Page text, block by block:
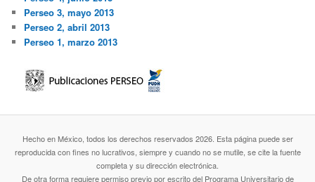
Perseo 3, mayo 2013
Perseo 2, abril 2013
Perseo 1, marzo 2013
Hecho en México, todos los derechos reservados 2026. Esta página puede ser
reproducida con fines no lucrativos, siempre y cuando no se mutile, se cite la fuente
completa y su dirección electrónica.
De otra forma requiere permiso previo por escrito del Programa Universitario de